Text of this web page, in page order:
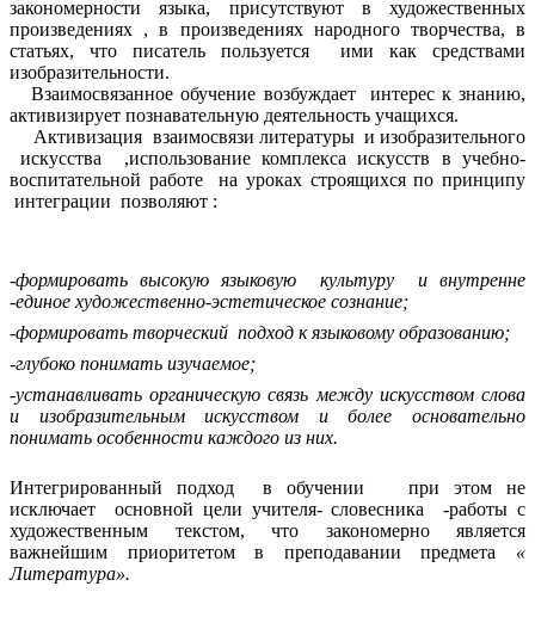
закономерности языка, присутствуют в художественных
произведениях , в произведениях народного творчества, в
статьях, что писатель пользуется ими как средствами
изобразительности.
Взаимосвязанное обучение возбуждает интерес к знанию,
активизирует познавательную деятельность учащихся.
Активизация взаимосвязи литературы и изобразительного
искусства ,использование комплекса искусств в учебно-
воспитательной работе на уроках строящихся по принципу
интеграции позволяют :
-формировать высокую языковую культуру и внутренне
-единое художественно-эстетическое сознание;
-формировать творческий подход к языковому образованию;
-глубоко понимать изучаемое;
-устанавливать органическую связь между искусством слова
и изобразительным искусством и более основательно
понимать особенности каждого из них.
Интегрированный подход в обучении при этом не
исключает основной цели учителя- словесника -работы с
художественным текстом, что закономерно является
важнейшим приоритетом в преподавании предмета «
Литература».